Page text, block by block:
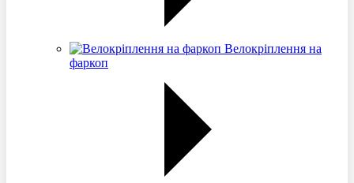
Велокріплення на
фаркоп